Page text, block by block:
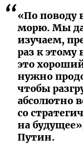
«По поводу
морю. Мы
изучаем,
раз к этому
это
нужно
чтобы
абсолютно
со
на
Путин.